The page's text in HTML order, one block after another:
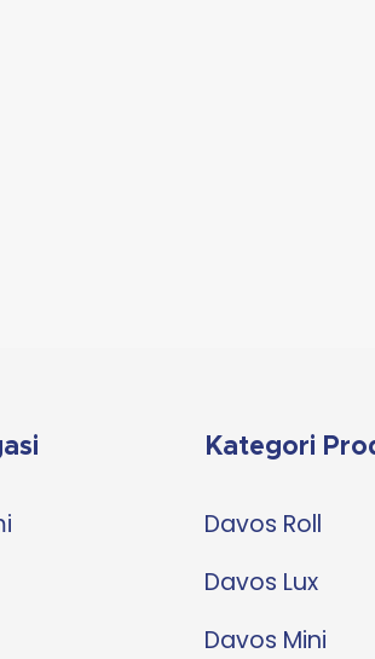
Kategori
Davos Roll
Davos Lux
Davos Mini